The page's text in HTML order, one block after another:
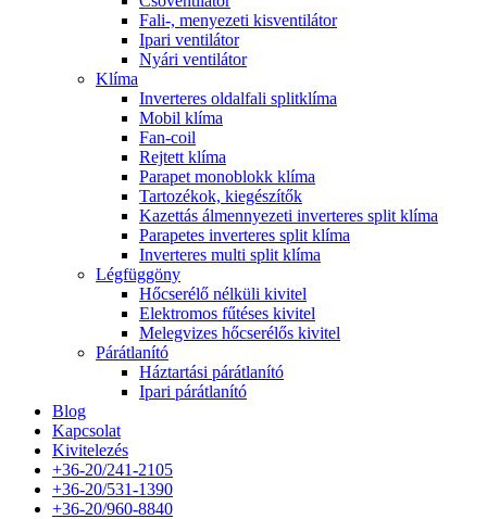
Fali-, menyezeti kisventilátor
Ipari ventilátor
Nyári ventilátor
Klíma
Inverteres oldalfali splitklíma
Mobil klíma
Fan-coil
Rejtett klíma
Parapet monoblokk klíma
Tartozékok, kiegészítők
Kazettás álmennyezeti inverteres split klíma
Parapetes inverteres split klíma
Inverteres multi split klíma
Légfüggöny
Hőcserélő nélküli kivitel
Elektromos fűtéses kivitel
Melegvizes hőcserélős kivitel
Párátlanító
Háztartási párátlanító
Ipari párátlanító
Blog
Kapcsolat
Kivitelezés
+36-20/241-2105
+36-20/531-1390
+36-20/960-8840